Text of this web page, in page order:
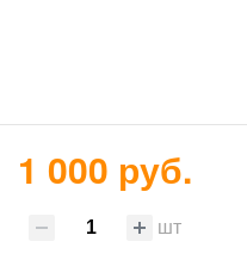
ВМФ Тихоокеанского
1 000 руб.
шт